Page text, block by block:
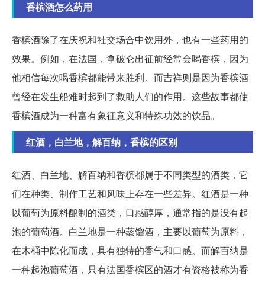
香槟酒怎么药用
香槟酒除了在庆祝和社交场合中饮用外，也有一些药用的
效果。例如，在法国，拿破仑出征前经常会喝香槟，因为
他相信每次喝香槟都能带来胜利。而吉祥则是因为香槟酒
曾经在发生船难时起到了救助人们的作用。这些故事都使
香槟酒成为一种富有象征意义和特殊功效的饮品。
红酒，白兰地，解百纳，香槟的区别
红酒、白兰地、解百纳和香槟都属于不同类型的酒类，它
们在种类、制作工艺和风味上存在一些差异。红酒是一种
以葡萄为原料酿制的酒类，口感醇厚，通常指的是没有起
泡的葡萄酒。白兰地是一种蒸馏酒，主要以葡萄为原料，
在木桶中陈化而成，具有独特的香气和口感。而解百纳是
一种起泡葡萄酒，只有法国香槟区的酒才有资格被称为香